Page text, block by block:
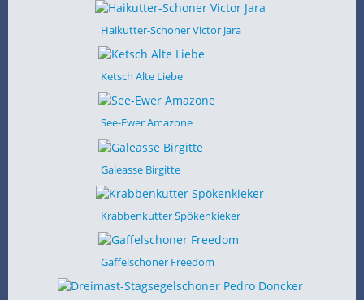
Haikutter-Schoner Victor Jara
Ketsch Alte Liebe
See-Ewer Amazone
Galeasse Birgitte
Krabbenkutter Spökenkieker
Gaffelschoner Freedom